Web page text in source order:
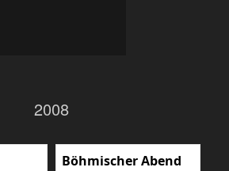
2008
Böhmischer Abend